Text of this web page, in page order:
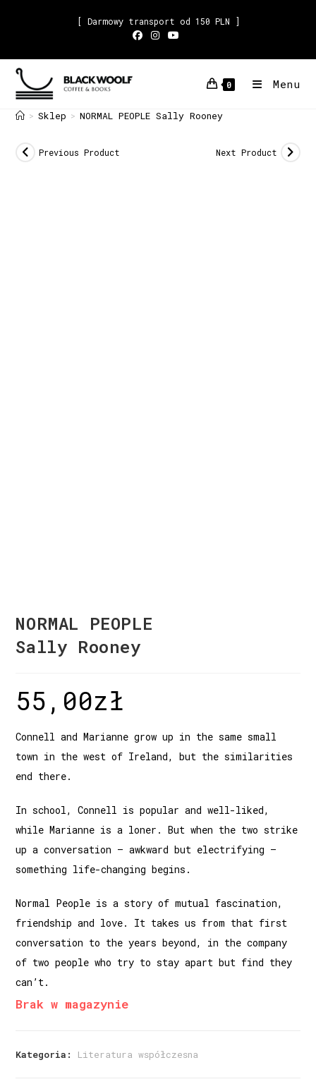
[ Darmowy transport od 150 PLN ]
0 Menu
> Sklep > NORMAL PEOPLE Sally Rooney
Previous Product Next Product
NORMAL PEOPLE
Sally Rooney
55,00zł
Connell and Marianne grow up in the same small
town in the west of Ireland, but the similarities
end there.
In school, Connell is popular and well-liked,
while Marianne is a loner. But when the two strike
up a conversation – awkward but electrifying –
something life-changing begins.
Normal People is a story of mutual fascination,
friendship and love. It takes us from that first
conversation to the years beyond, in the company
of two people who try to stay apart but find they
can’t.
Brak w magazynie
Kategoria: Literatura współczesna